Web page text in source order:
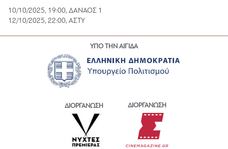
10/10/2025, 19:00, ΔΑΝΑΟΣ 1
12/10/2025, 22:00, ΑΣΤΥ
ΥΠΟ ΤΗΝ ΑΙΓΙΔΑ
ΔΙΟΡΓΑΝΩΣΗ ΔΙΟΡΓΑΝΩΣΗ